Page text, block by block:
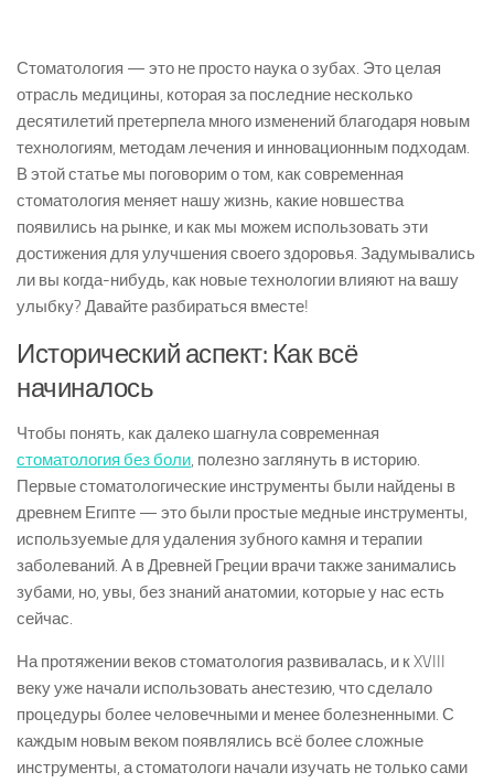
Стоматология — это не просто наука о зубах. Это целая
отрасль медицины, которая за последние несколько
десятилетий претерпела много изменений благодаря новым
технологиям, методам лечения и инновационным подходам.
В этой статье мы поговорим о том, как современная
стоматология меняет нашу жизнь, какие новшества
появились на рынке, и как мы можем использовать эти
достижения для улучшения своего здоровья. Задумывались
ли вы когда-нибудь, как новые технологии влияют на вашу
улыбку? Давайте разбираться вместе!
Исторический аспект: Как всё
начиналось
Чтобы понять, как далеко шагнула современная
стоматология без боли, полезно заглянуть в историю.
Первые стоматологические инструменты были найдены в
древнем Египте — это были простые медные инструменты,
используемые для удаления зубного камня и терапии
заболеваний. А в Древней Греции врачи также занимались
зубами, но, увы, без знаний анатомии, которые у нас есть
сейчас.
На протяжении веков стоматология развивалась, и к XVIII
веку уже начали использовать анестезию, что сделало
процедуры более человечными и менее болезненными. С
каждым новым веком появлялись всё более сложные
инструменты, а стоматологи начали изучать не только сами